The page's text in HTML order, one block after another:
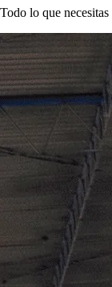
Todo lo que